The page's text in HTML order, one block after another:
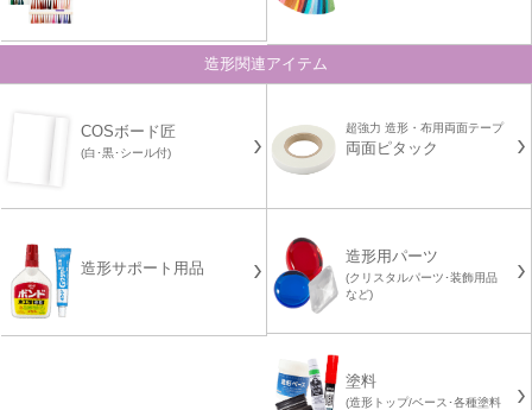
造形関連アイテム
COSボード匠
(白･黒･シール付)
超強力 造形・布用両面テープ
両面ピタック
造形サポート用品
造形用パーツ
(クリスタルパーツ･装飾用品
など)
塗料
(造形トップ/ベース･各種塗料